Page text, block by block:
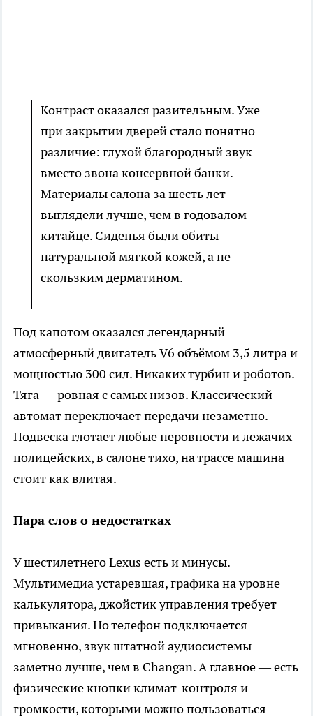
Контраст оказался разительным. Уже
при закрытии дверей стало понятно
различие: глухой благородный звук
вместо звона консервной банки.
Материалы салона за шесть лет
выглядели лучше, чем в годовалом
китайце. Сиденья были обиты
натуральной мягкой кожей, а не
скользким дерматином.
Под капотом оказался легендарный
атмосферный двигатель V6 объёмом 3,5 литра и
мощностью 300 сил. Никаких турбин и роботов.
Тяга — ровная с самых низов. Классический
автомат переключает передачи незаметно.
Подвеска глотает любые неровности и лежачих
полицейских, в салоне тихо, на трассе машина
стоит как влитая.
Пара слов о недостатках
У шестилетнего Lexus есть и минусы.
Мультимедиа устаревшая, графика на уровне
калькулятора, джойстик управления требует
привыкания. Но телефон подключается
мгновенно, звук штатной аудиосистемы
заметно лучше, чем в Changan. А главное — есть
физические кнопки климат-контроля и
громкости, которыми можно пользоваться